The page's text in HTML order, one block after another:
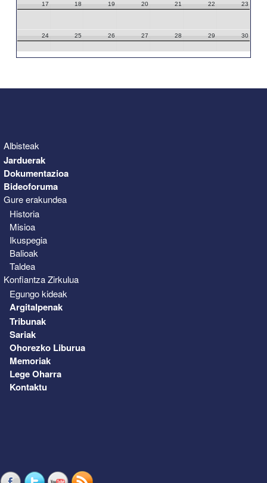
17 18 19 20 21 22 23
24 25 26 27 28 29 30
Albisteak
Jarduerak
Dokumentazioa
Bideoforuma
Gure erakundea
Historia
Misioa
Ikuspegia
Balioak
Taldea
Konfiantza Zirkulua
Egungo kideak
Argitalpenak
Tribunak
Sariak
Ohorezko Liburua
Memoriak
Lege Oharra
Kontaktu